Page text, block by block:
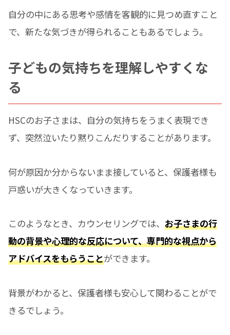
自分の中にある思考や感情を客観的に見つめ直すこと
で、新たな気づきが得られることもあるでしょう。
子どもの気持ちを理解しやすくな
る
HSCのお子さまは、自分の気持ちをうまく表現でき
ず、突然泣いたり黙りこんだりすることがあります。
何が原因か分からないまま接していると、保護者様も
戸惑いが大きくなっていきます。
このようなとき、カウンセリングでは、お子さまの行
動の背景や心理的な反応について、専門的な視点から
アドバイスをもらうことができます。
背景がわかると、保護者様も安心して関わることがで
きるでしょう。